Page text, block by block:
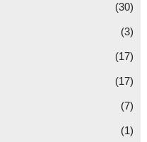
(30)
(3)
(17)
(17)
(7)
(1)